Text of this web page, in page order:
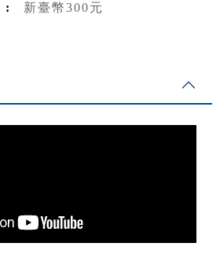
: 新臺幣300元